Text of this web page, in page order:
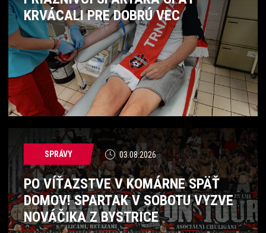
KRVÁCALI PRE DOBRÚ VEC
SPRÁVY 03.08.2026
PO VÍŤAZSTVE V KOMÁRNE SPÄŤ
DOMOV! SPARTAK V SOBOTU VYZVE
NOVÁČIKA Z BYSTRICE